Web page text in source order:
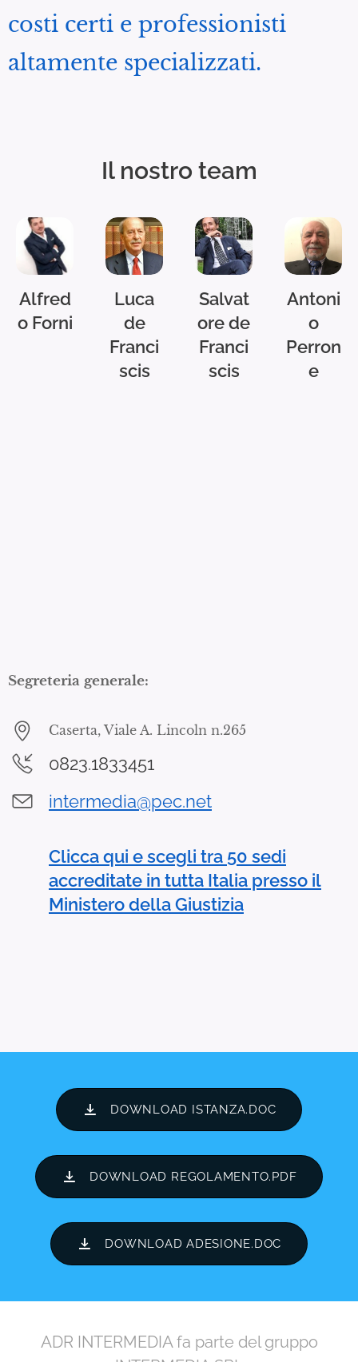
costi certi e professionisti
altamente specializzati.
Il nostro team
Alfred
o Forni
Luca
de
Franci
scis
Salvat
ore de
Franci
scis
Antoni
o
Perron
e
Segreteria generale:
Caserta, Viale A. Lincoln n.265
0823.1833451
intermedia@pec.net
Clicca qui e scegli tra 50 sedi
accreditate in tutta Italia presso il
Ministero della Giustizia
DOWNLOAD ISTANZA.DOC
DOWNLOAD REGOLAMENTO.PDF
DOWNLOAD ADESIONE.DOC
ADR INTERMEDIA fa parte del gruppo